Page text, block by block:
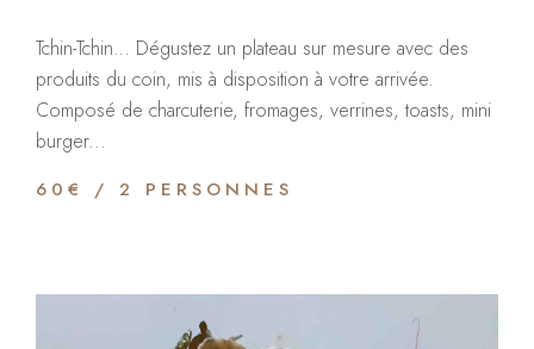
Tchin-Tchin… Dégustez un plateau sur mesure avec des
produits du coin, mis à disposition à votre arrivée.
Composé de charcuterie, fromages, verrines, toasts, mini
burger...
60€ / 2 PERSONNES